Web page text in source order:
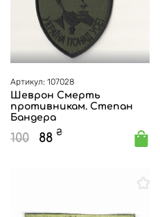
Артикул: 107028
Шеврон Смерть
противникам. Степан
Бандера
100 88 ₴